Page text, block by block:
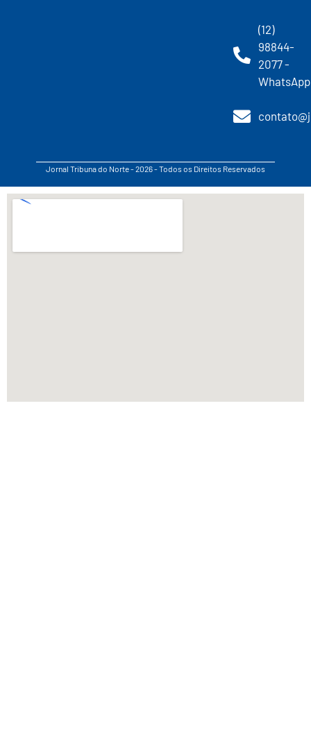
(12)
98844-
2077 -
WhatsApp
Jornal Tribuna do Norte - 2026 - Todos os Direitos Reservados